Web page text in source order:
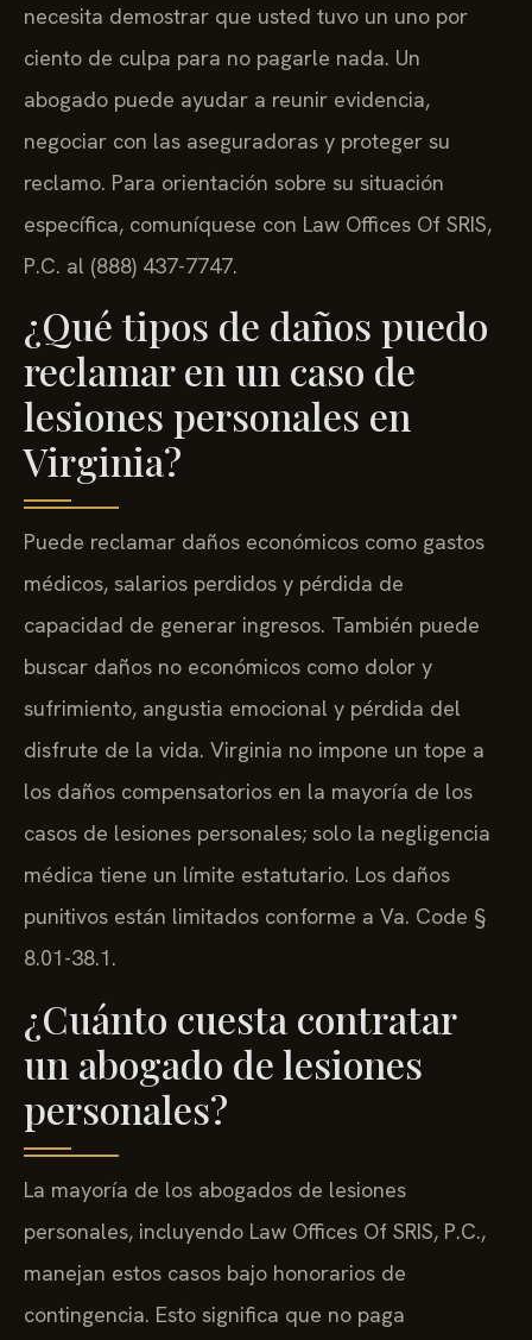
necesita demostrar que usted tuvo un uno por
ciento de culpa para no pagarle nada. Un
abogado puede ayudar a reunir evidencia,
negociar con las aseguradoras y proteger su
reclamo. Para orientación sobre su situación
específica, comuníquese con Law Offices Of SRIS,
P.C. al (888) 437-7747.
¿Qué tipos de daños puedo
reclamar en un caso de
lesiones personales en
Virginia?
Puede reclamar daños económicos como gastos
médicos, salarios perdidos y pérdida de
capacidad de generar ingresos. También puede
buscar daños no económicos como dolor y
sufrimiento, angustia emocional y pérdida del
disfrute de la vida. Virginia no impone un tope a
los daños compensatorios en la mayoría de los
casos de lesiones personales; solo la negligencia
médica tiene un límite estatutario. Los daños
punitivos están limitados conforme a Va. Code §
8.01-38.1.
¿Cuánto cuesta contratar
un abogado de lesiones
personales?
La mayoría de los abogados de lesiones
personales, incluyendo Law Offices Of SRIS, P.C.,
manejan estos casos bajo honorarios de
contingencia. Esto significa que no paga